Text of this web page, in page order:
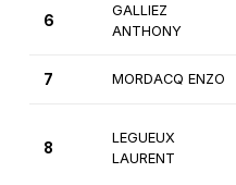
6
GALLIEZ
ANTHONY
7 MORDACQ ENZO
8
LEGUEUX
LAURENT